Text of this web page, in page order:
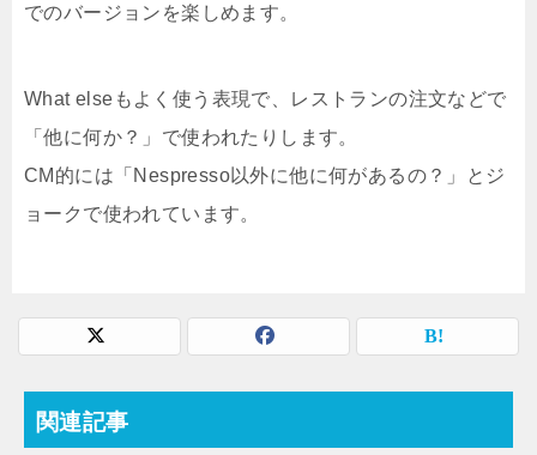
でのバージョンを楽しめます。
What elseもよく使う表現で、レストランの注文などで
「他に何か？」で使われたりします。
CM的には「Nespresso以外に他に何があるの？」とジ
ョークで使われています。
関連記事